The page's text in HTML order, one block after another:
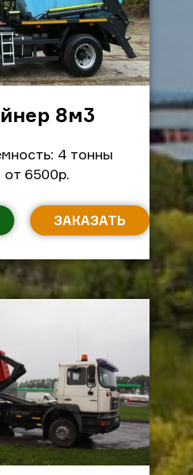
8м3
4 тонны
от 6500р.
ЗАКАЗАТЬ